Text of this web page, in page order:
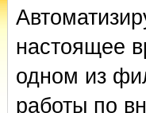
настоящее
одном из
работы по